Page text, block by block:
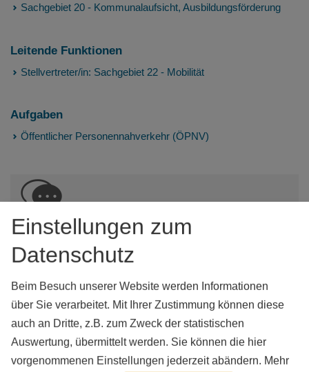
Sachgebiet 20 - Kommunalaufsicht, Ausbildungsförderung
Leitende Funktionen
Stellvertreter/in: Sachgebiet 22 - Mobilität
Aufgaben
Öffentlicher Personennahverkehr (ÖPNV)
Kontakt
Landratsamt Weißenburg-Gunzenhausen
91781
Weißenburg i. Bay.
09141 902-0
www.landkreis-wug.de
vCard
GPS:
49°1'45.12''N 10°58'9.19''E
Einstellungen zum
Datenschutz
Beim Besuch unserer Website werden Informationen
über Sie verarbeitet. Mit Ihrer Zustimmung können diese
auch an Dritte, z.B. zum Zweck der statistischen
Auswertung, übermittelt werden. Sie können die hier
vorgenommenen Einstellungen jederzeit abändern. Mehr